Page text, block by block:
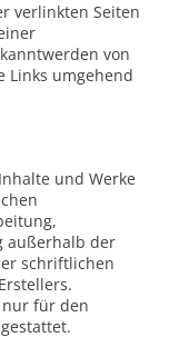
verlinkten Seiten
von
Links umgehend
und Werke
außerhalb der
schriftlichen
nur für den